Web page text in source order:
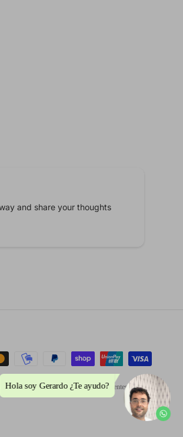
and share your thoughts
Pedir muestras Preguntas Frecuentes Arte